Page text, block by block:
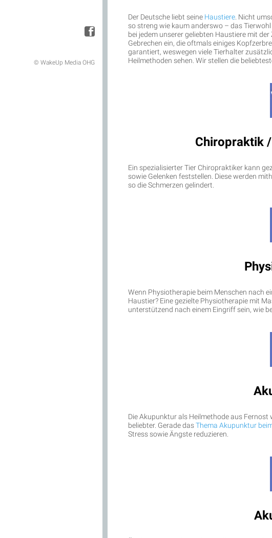
© WakeUp Media OHG
Der Deutsche liebt seine Haustiere . Nicht
so streng wie kaum anderswo – das
bei jedem unserer geliebten Haustiere mit
Gebrechen ein, die oftmals einiges
garantiert, weswegen viele Tierhalter
Heilmethoden sehen. Wir stellen die
Chiropraktik
Ein spezialisierter Tier Chiropraktiker kann
sowie Gelenken feststellen. Diese werden
so die Schmerzen gelindert.
Wenn Physiotherapie beim Menschen nach
Haustier? Eine gezielte Physiotherapie mit
unterstützend nach einem Eingriff sein, wie
Die Akupunktur als Heilmethode aus
beliebter. Gerade dasThema Akupunktur
Stress sowie Ängste reduzieren.